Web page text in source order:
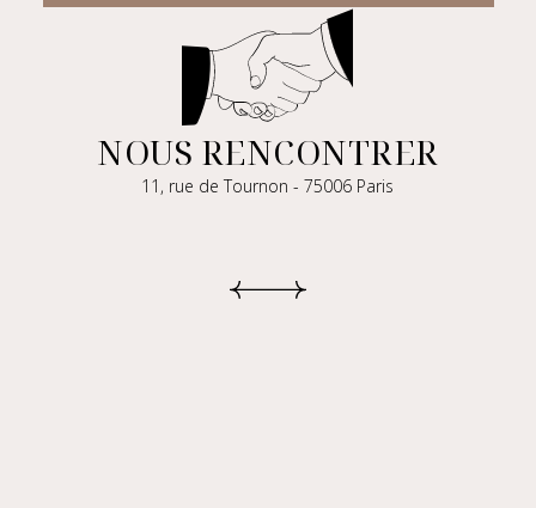
NOUS RENCONTRER
11, rue de Tournon - 75006 Paris